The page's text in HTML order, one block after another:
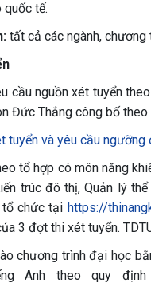
tế.
tất cả các ngành, chương
cầu nguồn xét tuyển
Đức Thắng công bố
tuyển và yêu cầu
tổ hợp có môn năng
trúc đô thị, Quản lý
tổ chức tại https://
3 đợt thi xét tuyển.
chương trình đại học
Anh theo quy